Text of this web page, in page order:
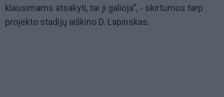
klausimams atsakyti, tai ji galioja“, - skirtumus tarp
projekto stadijų aiškino D. Lapinskas.